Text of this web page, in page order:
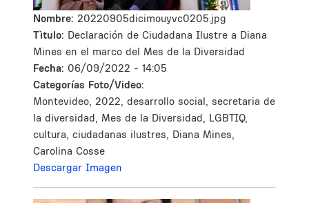
Nombre: 20220905dicimouyvc0205.jpg
Tìtulo: Declaración de Ciudadana Ilustre a Diana
Mines en el marco del Mes de la Diversidad
Fecha: 06/09/2022 - 14:05
Categorías Foto/Video:
Montevideo, 2022, desarrollo social, secretaria de
la diversidad, Mes de la Diversidad, LGBTIQ,
cultura, ciudadanas ilustres, Diana Mines,
Carolina Cosse
Descargar Imagen